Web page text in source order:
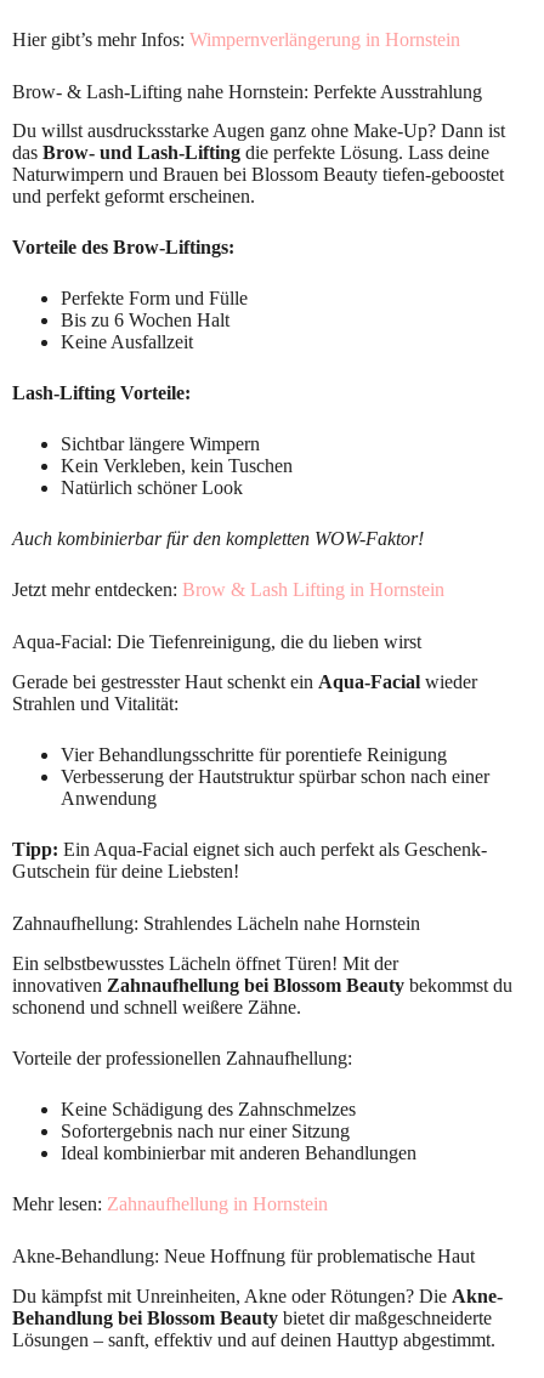
Hier gibt’s mehr Infos: Wimpernverlängerung in Hornstein
Brow- & Lash-Lifting nahe Hornstein: Perfekte Ausstrahlung
Du willst ausdrucksstarke Augen ganz ohne Make-Up? Dann ist
das Brow- und Lash-Lifting die perfekte Lösung. Lass deine
Naturwimpern und Brauen bei Blossom Beauty tiefen-geboostet
und perfekt geformt erscheinen.
Vorteile des Brow-Liftings:
Perfekte Form und Fülle
Bis zu 6 Wochen Halt
Keine Ausfallzeit
Lash-Lifting Vorteile:
Sichtbar längere Wimpern
Kein Verkleben, kein Tuschen
Natürlich schöner Look
Auch kombinierbar für den kompletten WOW-Faktor!
Jetzt mehr entdecken: Brow & Lash Lifting in Hornstein
Aqua-Facial: Die Tiefenreinigung, die du lieben wirst
Gerade bei gestresster Haut schenkt ein Aqua-Facial wieder
Strahlen und Vitalität:
Vier Behandlungsschritte für porentiefe Reinigung
Verbesserung der Hautstruktur spürbar schon nach einer
Anwendung
Tipp: Ein Aqua-Facial eignet sich auch perfekt als Geschenk-
Gutschein für deine Liebsten!
Zahnaufhellung: Strahlendes Lächeln nahe Hornstein
Ein selbstbewusstes Lächeln öffnet Türen! Mit der
innovativen Zahnaufhellung bei Blossom Beauty bekommst du
schonend und schnell weißere Zähne.
Vorteile der professionellen Zahnaufhellung:
Keine Schädigung des Zahnschmelzes
Sofortergebnis nach nur einer Sitzung
Ideal kombinierbar mit anderen Behandlungen
Mehr lesen: Zahnaufhellung in Hornstein
Akne-Behandlung: Neue Hoffnung für problematische Haut
Du kämpfst mit Unreinheiten, Akne oder Rötungen? Die Akne-
Behandlung bei Blossom Beauty bietet dir maßgeschneiderte
Lösungen – sanft, effektiv und auf deinen Hauttyp abgestimmt.